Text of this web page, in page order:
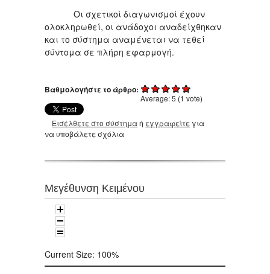
Οι σχετικοί διαγωνισμοί έχουν
ολοκληρωθεί, οι ανάδοχοι αναδείχθηκαν
και το σύστημα αναμένεται να τεθεί
σύντομα σε πλήρη εφαρμογή.
Βαθμολογήστε το άρθρο:
Average:5 (1 vote)
Εισέλθετε στο σύστημαή εγγραφείτε για
να υποβάλετε σχόλια
Μεγέθυνση Κειμένου
Current Size: 100%